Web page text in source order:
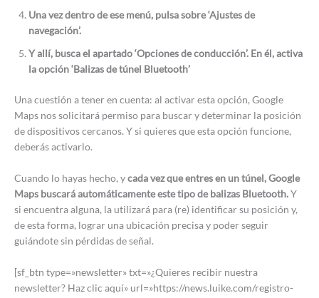
Una vez dentro de ese menú, pulsa sobre ‘Ajustes de
navegación’.
Y allí, busca el apartado ‘Opciones de conducción’. En él, activa
la opción ‘Balizas de túnel Bluetooth’
Una cuestión a tener en cuenta: al activar esta opción, Google
Maps nos solicitará permiso para buscar y determinar la posición
de dispositivos cercanos. Y si quieres que esta opción funcione,
deberás activarlo.
Cuando lo hayas hecho, ycada vez que entres en un túnel, Google
Maps buscará automáticamente este tipo de balizas Bluetooth.Y
si encuentra alguna, la utilizará para (re) identificar su posición y,
de esta forma, lograr una ubicación precisa y poder seguir
guiándote sin pérdidas de señal.
[sf_btn type=»newsletter» txt=»¿Quieres recibir nuestra
newsletter? Haz clic aquí» url=»https://news.luike.com/registro-